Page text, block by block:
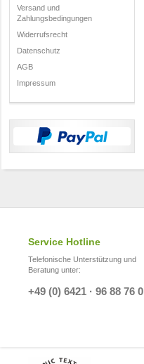
Versand und
Zahlungsbedingungen
Widerrufsrecht
Datenschutz
AGB
Impressum
Service Hotline
Telefonische Unterstützung und
Beratung unter:
+49 (0) 6421 · 96 88 76 0